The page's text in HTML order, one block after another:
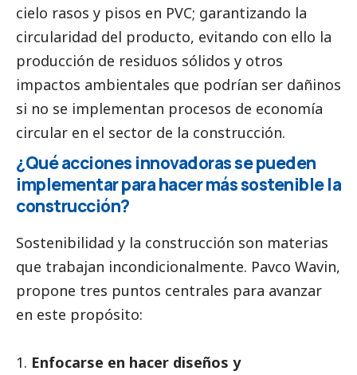
cielo rasos y pisos en PVC; garantizando la
circularidad del producto, evitando con ello la
producción de residuos sólidos y otros
impactos ambientales que podrían ser dañinos
si no se implementan procesos de economía
circular en el sector de la construcción.
¿Qué acciones innovadoras se pueden
implementar para hacer más sostenible la
construcción?
Sostenibilidad y la construcción son materias
que trabajan incondicionalmente. Pavco Wavin,
propone tres puntos centrales para avanzar
en este propósito:
1. Enfocarse en hacer diseños y